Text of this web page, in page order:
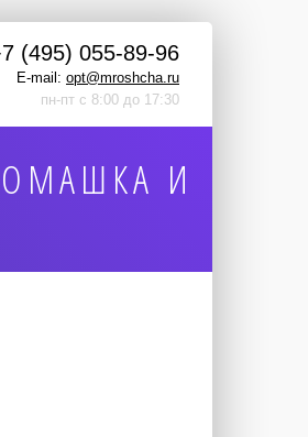
(495) 055-89-96
E-mail: opt@mroshcha.ru
пн-пт с 8:00 до 17:30
И